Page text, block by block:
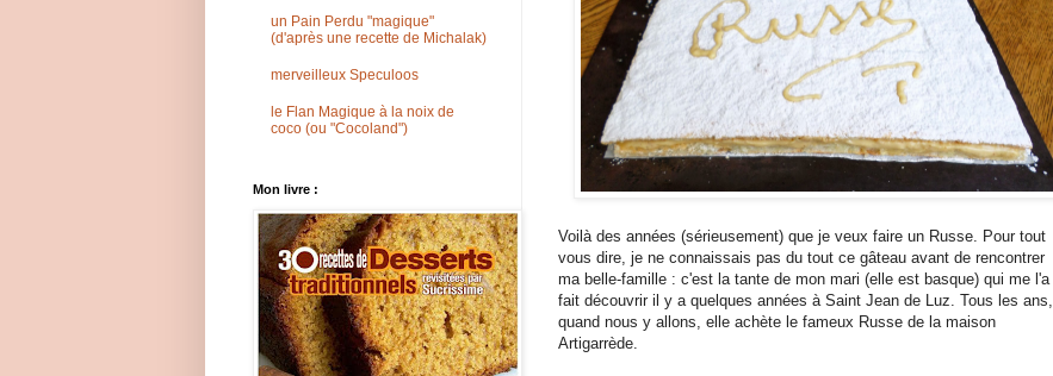
Voilà des années (sérieusement) que je veux faire un Russe. Pour tout
vous dire, je ne connaissais pas du tout ce gâteau avant de rencontrer
ma belle-famille : c'est la tante de mon mari (elle est basque) qui me l'a
fait découvrir il y a quelques années à Saint Jean de Luz. Tous les ans,
quand nous y allons, elle achète le fameux Russe de la maison
Artigarrède.
un Pain Perdu "magique"
(d'après une recette de Michalak)
merveilleux Speculoos
le Flan Magique à la noix de
coco (ou "Cocoland")
Mon livre :